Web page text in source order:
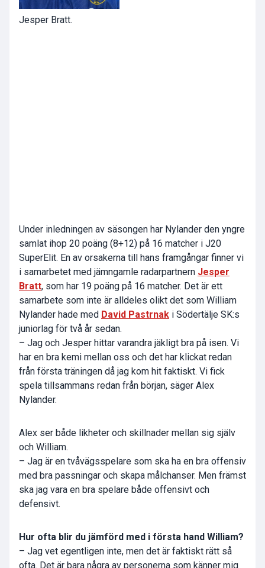
Jesper Bratt.
Under inledningen av säsongen har Nylander den yngre
samlat ihop 20 poäng (8+12) på 16 matcher i J20
SuperElit. En av orsakerna till hans framgångar finner vi
i samarbetet med jämngamle radarpartnern Jesper
Bratt, som har 19 poäng på 16 matcher. Det är ett
samarbete som inte är alldeles olikt det som William
Nylander hade med David Pastrnak i Södertälje SK:s
juniorlag för två år sedan.
– Jag och Jesper hittar varandra jäkligt bra på isen. Vi
har en bra kemi mellan oss och det har klickat redan
från första träningen då jag kom hit faktiskt. Vi fick
spela tillsammans redan från början, säger Alex
Nylander.
Alex ser både likheter och skillnader mellan sig själv
och William.
– Jag är en tvåvägsspelare som ska ha en bra offensiv
med bra passningar och skapa målchanser. Men främst
ska jag vara en bra spelare både offensivt och
defensivt.
Hur ofta blir du jämförd med i första hand William?
– Jag vet egentligen inte, men det är faktiskt rätt så
ofta. Det är bara några av personerna som känner mig